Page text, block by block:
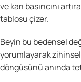
ve kan basıncını
tablosu çizer.
Beyin bu bedensel
yorumlayarak
döngüsünü anında